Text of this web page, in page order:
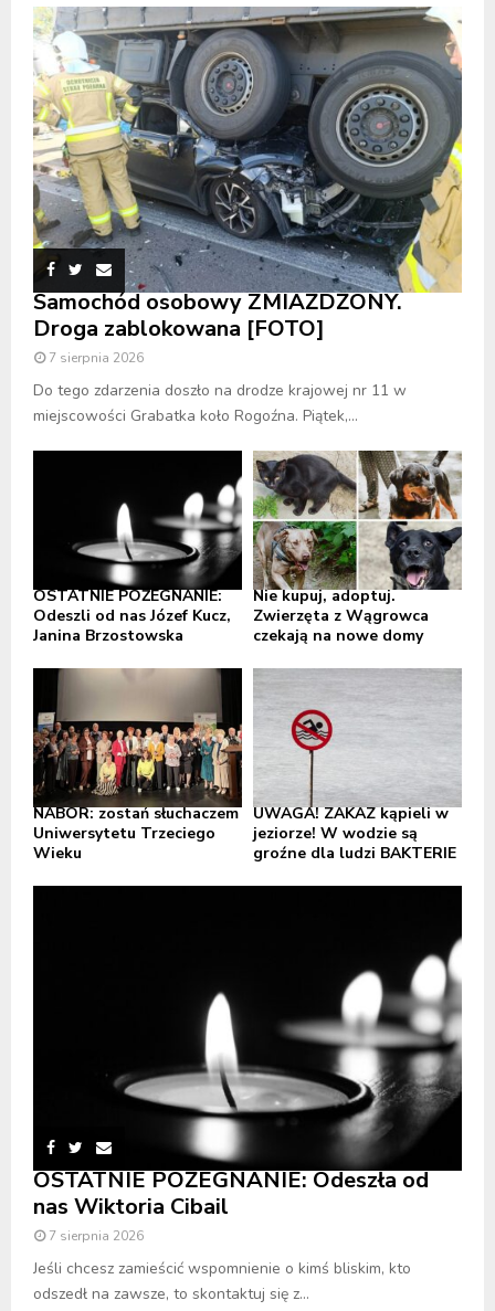
Samochód osobowy ZMIAŻDŻONY.
Droga zablokowana [FOTO]
7 sierpnia 2026
Do tego zdarzenia doszło na drodze krajowej nr 11 w
miejscowości Grabatka koło Rogoźna. Piątek,...
OSTATNIE POŻEGNANIE:
Odeszli od nas Józef Kucz,
Janina Brzostowska
Nie kupuj, adoptuj.
Zwierzęta z Wągrowca
czekają na nowe domy
NABÓR: zostań słuchaczem
Uniwersytetu Trzeciego
Wieku
UWAGA! ZAKAZ kąpieli w
jeziorze! W wodzie są
groźne dla ludzi BAKTERIE
OSTATNIE POŻEGNANIE: Odeszła od
nas Wiktoria Cibail
7 sierpnia 2026
Jeśli chcesz zamieścić wspomnienie o kimś bliskim, kto
odszedł na zawsze, to skontaktuj się z...